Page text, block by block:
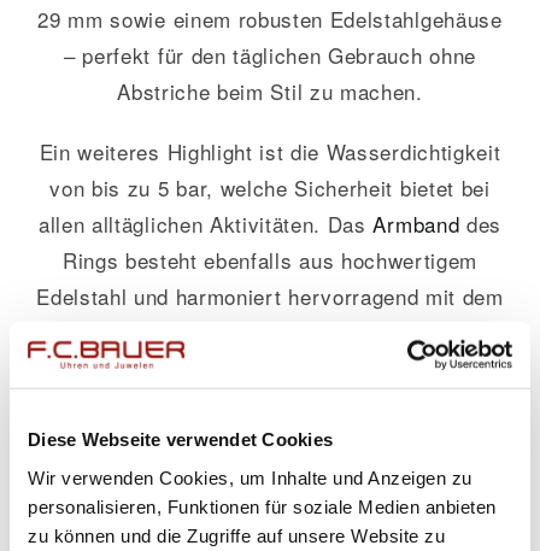
Diese Webseite verwendet Cookies
Wir verwenden Cookies, um Inhalte und Anzeigen zu
personalisieren, Funktionen für soziale Medien anbieten
zu können und die Zugriffe auf unsere Website zu
29 mm sowie einem robusten Edelstahlgehäuse
– perfekt für den täglichen Gebrauch ohne
Abstriche beim Stil zu machen.
Ein weiteres Highlight ist die Wasserdichtigkeit
von bis zu 5 bar, welche Sicherheit bietet bei
allen alltäglichen Aktivitäten. DasArmband des
Rings besteht ebenfalls aus hochwertigem
Edelstahl und harmoniert hervorragend mit dem
silbernen Bandfarbeinsatz. Unterstützt wird
dies von einem klassischen weißen Zifferblatt,
kombiniert.
Mit jedem einzelnen Detail bewegen sich die
Gerstner Exklusiv Trauringe zuverlässig auf